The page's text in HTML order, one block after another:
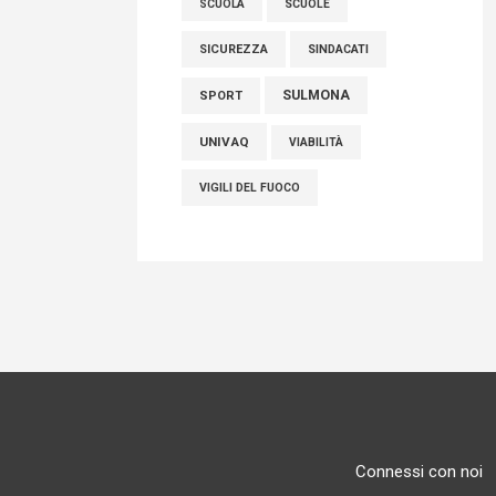
SCUOLA SCUOLE
SICUREZZA SINDACATI
SPORT SULMONA
UNIVAQ VIABILITÀ
VIGILI DEL FUOCO
Connessi con noi